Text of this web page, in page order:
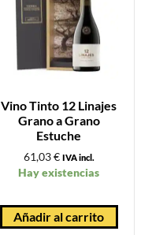
Vino Tinto 12 Linajes
Grano a Grano
Estuche
61,03€ IVA incl.
Hay existencias
Añadir al carrito